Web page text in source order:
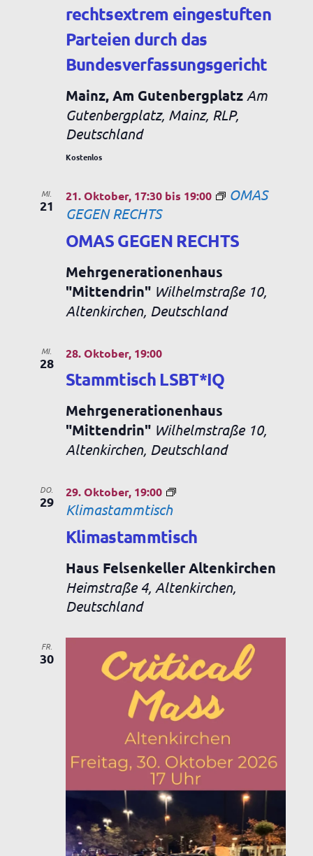
rechtsextrem eingestuften
Parteien durch das
Bundesverfassungsgericht
Mainz, Am Gutenbergplatz Am
Gutenbergplatz, Mainz, RLP,
Deutschland
Kostenlos
MI.
21
OMAS GEGEN RECHTS
21. Oktober, 17:30bis 19:00
OMAS
GEGEN RECHTS
Mehrgenerationenhaus
"Mittendrin" Wilhelmstraße 10,
Altenkirchen, Deutschland
MI.
28
Stammtisch LSBT*IQ
28. Oktober, 19:00
Mehrgenerationenhaus
"Mittendrin" Wilhelmstraße 10,
Altenkirchen, Deutschland
DO.
29
Klimastammtisch
29. Oktober, 19:00
Klimastammtisch
Haus Felsenkeller Altenkirchen
Heimstraße 4, Altenkirchen,
Deutschland
FR.
30